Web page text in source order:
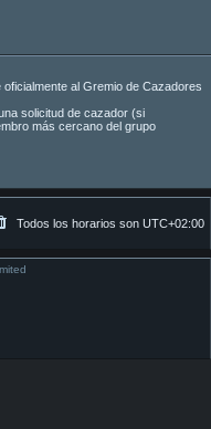
al Gremio de Cazadores
solicitud de cazador (si
más cercano del grupo
Todos los horarios son UTC+02:00